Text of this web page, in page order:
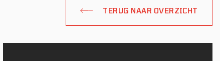
TERUG NAAR OVERZICHT